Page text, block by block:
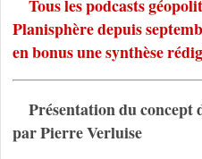
Tous les podcasts
Planisphère depuis
en bonus une synthèse
Présentation du concept
par Pierre Verluise